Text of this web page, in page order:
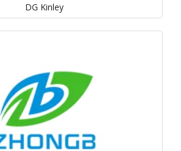
DG Kinley